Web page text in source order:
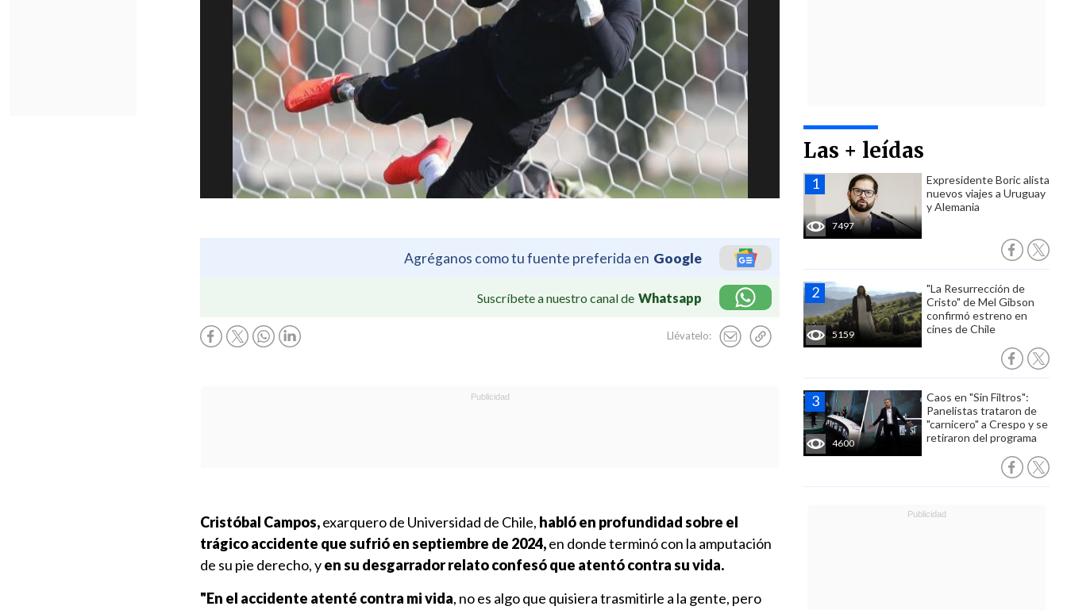
Agréganos como tu fuente preferida en Google
Suscríbete a nuestro canal de Whatsapp
Llévatelo:
Las + leídas
7497
Expresidente Boric alista
nuevos viajes a Uruguay
y Alemania
5159
"La Resurrección de
Cristo" de Mel Gibson
confirmó estreno en
cines de Chile
4600
Caos en "Sin Filtros":
Panelistas trataron de
"carnicero" a Crespo y se
retiraron del programa
Cristóbal Campos,exarquero de Universidad de Chile, habló en profundidad sobre el
trágico accidente que sufrió en septiembre de 2024,en donde terminó con la amputación
de su pie derecho, yen su desgarrador relato confesó que atentó contra su vida.
"En el accidente atenté contra mi vida, no es algo que quisiera trasmitirle a la gente, pero